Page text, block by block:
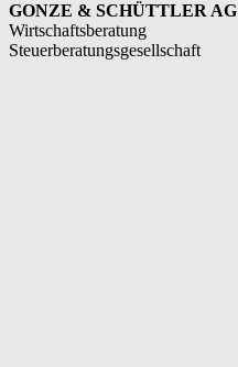
GONZE & SCHÜTTLER AG
Wirtschaftsberatung
Steuerberatungsgesellschaft